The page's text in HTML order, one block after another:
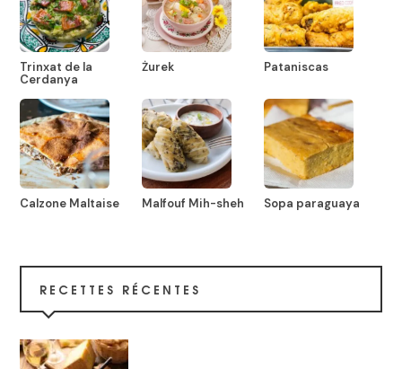
Trinxat de la
Cerdanya
Żurek Pataniscas
Calzone Maltaise Malfouf Mih-sheh Sopa paraguaya
RECETTES RÉCENTES